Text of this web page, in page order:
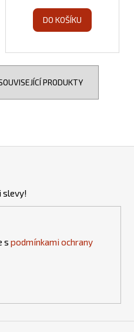
DO KOŠÍKU
PRODUKTY
slevy!
s podmínkami ochrany